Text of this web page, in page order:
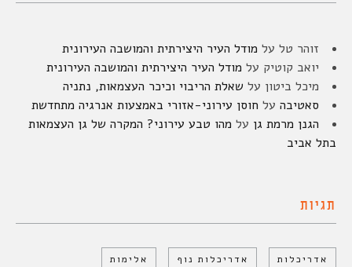
זוהר טל על מודל העיר היצירתית והמושבה העירונית
יואב קוטיק על מודל העיר היצירתית והמושבה העירונית
מיכל ביטון על שאלת הריבוי וכיכר העצמאות, נתניה
סאטיבה על חוסן עירוני-אזורי באמצעות אנרגיה מתחדשת
הגנן מרמת גן על מהו טבע עירוני? המקרה של גן העצמאות
בתל אביב
תגיות
אדריכלות אדריכלות נוף אלימות